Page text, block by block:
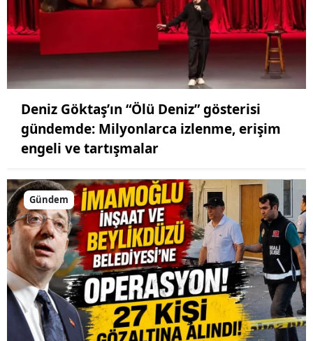
Deniz Göktaş’ın “Ölü Deniz” gösterisi
gündemde: Milyonlarca izlenme, erişim
engeli ve tartışmalar
Gündem